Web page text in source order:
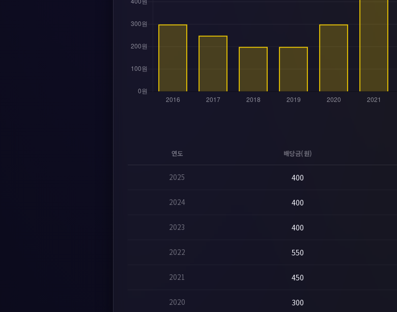
연도 배당금(원)
2025 400
2024 400
2023 400
2022 550
2021 450
2020 300